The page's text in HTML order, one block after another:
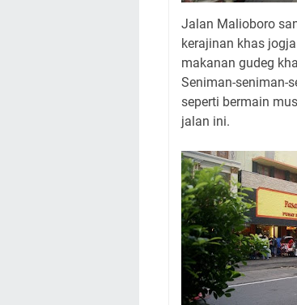
Jalan Malioboro
kerajinan khas
makanan gudeg
Seniman-seniman-
seperti bermain
jalan ini.